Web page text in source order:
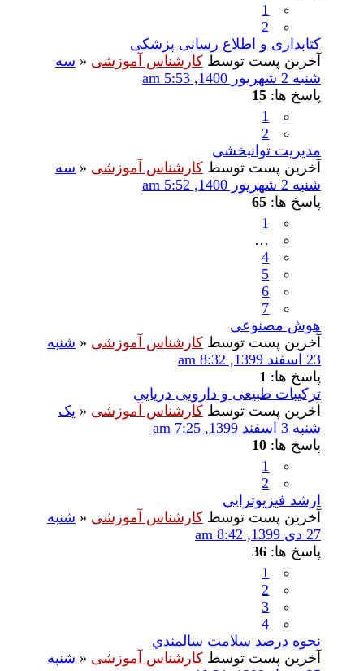
1
2
کتابداری و اطلاع رسانی پزشکی
آخرین پست توسط کارشناس آموزشی « سه
شنبه 2 شهریور 1400, 5:53 am
پاسخ ها: 15
1
2
مدیریت توانبخشی
آخرین پست توسط کارشناس آموزشی « سه
شنبه 2 شهریور 1400, 5:52 am
پاسخ ها: 65
1
…
4
5
6
7
هوش مصنوعی
آخرین پست توسط کارشناس آموزشی « شنبه
23 اسفند 1399, 8:32 am
پاسخ ها: 1
ترکیبات طبیعی و دارویی دریایی
آخرین پست توسط کارشناس آموزشی « یک
شنبه 3 اسفند 1399, 7:25 am
پاسخ ها: 10
1
2
ارشد فیزیوتراپی
آخرین پست توسط کارشناس آموزشی « شنبه
27 دی 1399, 8:42 am
پاسخ ها: 36
1
2
3
4
نحوه درصد سلامت سالمندي
آخرین پست توسط کارشناس آموزشی « شنبه